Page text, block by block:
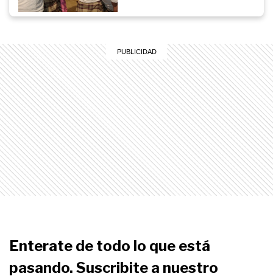
Enterate de todo lo que está
pasando. Suscribite a nuestro